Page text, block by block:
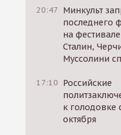
20:47 Минкульт
последнего
на
Сталин,
Муссолини
17:10 Российские
к голодовке
октября